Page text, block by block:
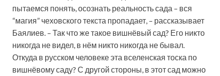
пытаемся понять, осознать реальность сада – вся
“магия” чеховского текста пропадает, – рассказывает
Баялиев. – Так что же такое вишнёвый сад? Его никто
никогда не видел, в нём никто никогда не бывал.
Откуда в русском человеке эта вселенская тоска по
вишнёвому саду? С другой стороны, в этот сад можно